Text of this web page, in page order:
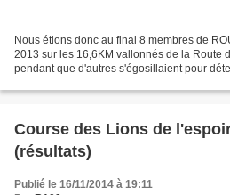
Nous étions donc au final 8 membres de
2013 sur les 16,6KM vallonnés de la Route
pendant que d'autres s'égosillaient pour
Course des Lions de
(résultats)
Publié le 16/11/2014 à 19:11